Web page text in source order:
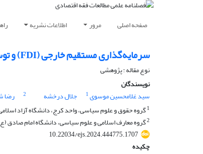
صفحه اصلی مرور اطلاعات نشریه
سرمایه‌گذاری مستقیم خارجی (FDI) و توسعه پایدار ایران بعد از انقلاب اسلامی
نوع مقاله : پژوهشی
نویسندگان
سید غلامحسین موسوی1 جلال درخشه 2 رضا
1گروه حقوق و علوم سیاسی، واحد کرج، دانشگاه آزاد
2گروه معارف اسلامی و علوم سیاسی، دانشگاه امام صادق
10.22034/ejs.2024.444775.1707
چکیده